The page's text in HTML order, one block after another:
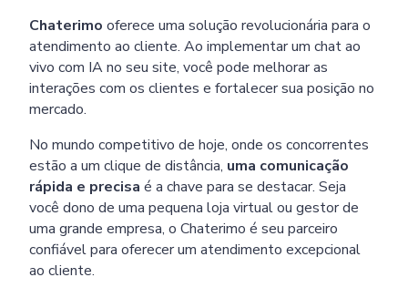
Chaterimo oferece uma solução revolucionária para o
atendimento ao cliente. Ao implementar um chat ao
vivo com IA no seu site, você pode melhorar as
interações com os clientes e fortalecer sua posição no
mercado.
No mundo competitivo de hoje, onde os concorrentes
estão a um clique de distância, uma comunicação
rápida e precisa é a chave para se destacar. Seja
você dono de uma pequena loja virtual ou gestor de
uma grande empresa, o Chaterimo é seu parceiro
confiável para oferecer um atendimento excepcional
ao cliente.
Powered by chaterimo